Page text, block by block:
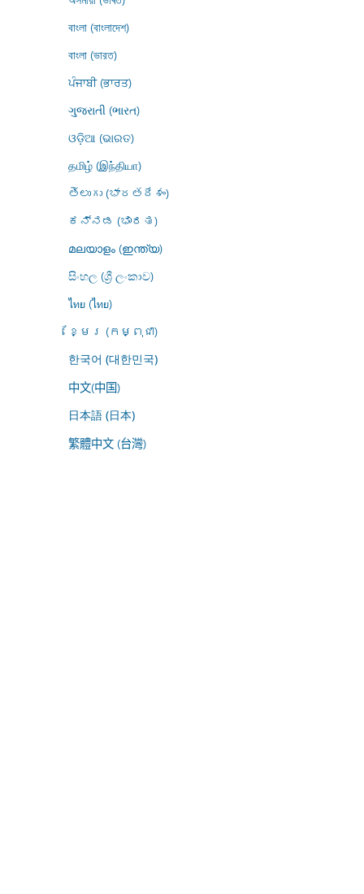
বাংলা (বাংলাদেশ)
বাংলা (ভারত)
ਪੰਜਾਬੀ (ਭਾਰਤ)
ગુજરાતી (ભારત)
ଓଡ଼ିଆ (ଭାରତ)
தமிழ் (இந்தியா)
తెలుగు (భారతదేశం)
ಕನ್ನಡ (ಭಾರತ)
മലയാളം (ഇന്ത്യ)
සිංහල (ශ්‍රී ලංකාව)
ไทย (ไทย)
ខ្មែរ (កម្ពុជា)
한국어 (대한민국)
中文(中国)
日本語 (日本)
繁體中文 (台灣)